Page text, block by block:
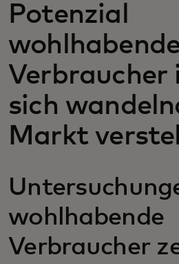
Neuigkeiten und
Potenzial
Verbraucher
sich
Markt
wohlhabende
Verbraucher